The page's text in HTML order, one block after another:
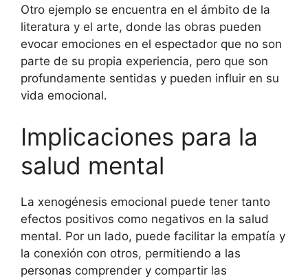
Otro ejemplo se encuentra en el ámbito de la
literatura y el arte, donde las obras pueden
evocar emociones en el espectador que no son
parte de su propia experiencia, pero que son
profundamente sentidas y pueden influir en su
vida emocional.
Implicaciones para la
salud mental
La xenogénesis emocional puede tener tanto
efectos positivos como negativos en la salud
mental. Por un lado, puede facilitar la empatía y
la conexión con otros, permitiendo a las
personas comprender y compartir las